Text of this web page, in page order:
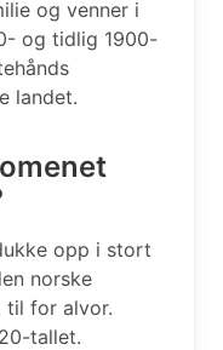
og venner i
og tidlig 1900-
landet.
opp i stort
norske
til for alvor.
tallet.